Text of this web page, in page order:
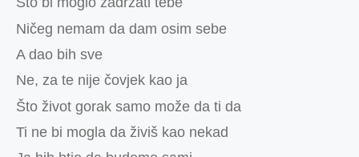
Ničeg nemam da dam osim sebe
A dao bih sve
Ne, za te nije čovjek kao ja
Što život gorak samo može da ti da
Ti ne bi mogla da živiš kao nekad